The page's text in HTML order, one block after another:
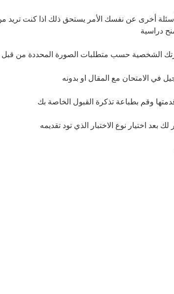
أسئلة أخرى عن نفسك الأمر يستحق ذلك اذا كنت تريد
دراسية
الشخصية حسب متطلبات الصورة المحددة من قبل
في الامتحان مع المقال او بدونه
وقم بطباعة تذكرة القبول الخاصة بك
بعد اختيار نوع الاختبار الذي تود تقديمه